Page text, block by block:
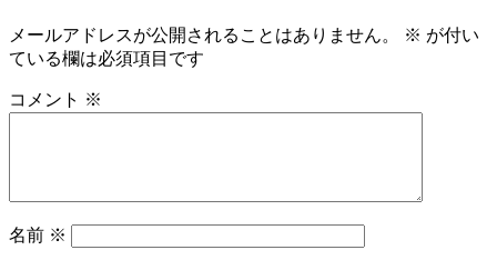
メールアドレスが公開されることはありません。 ※ が付い
ている欄は必須項目です
コメント ※
名前 ※